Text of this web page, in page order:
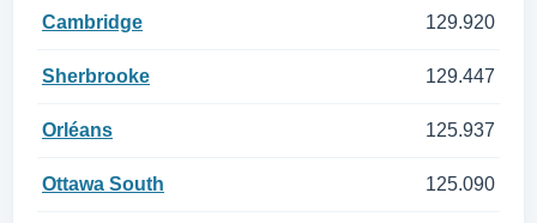
Cambridge 129.920
Sherbrooke 129.447
Orléans 125.937
Ottawa South 125.090